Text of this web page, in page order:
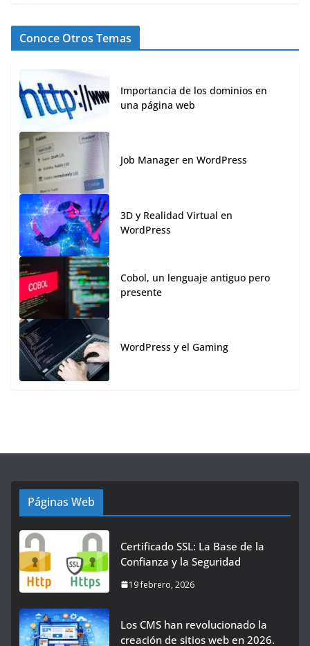
Conoce Otros Temas
Importancia de los dominios en
una página web
Job Manager en WordPress
3D y Realidad Virtual en
WordPress
Cobol, un lenguaje antiguo pero
presente
WordPress y el Gaming
Páginas Web
Certificado SSL: La Base de la
Confianza y la Seguridad
19 febrero, 2026
Los CMS han revolucionado la
creación de sitios web en 2026.